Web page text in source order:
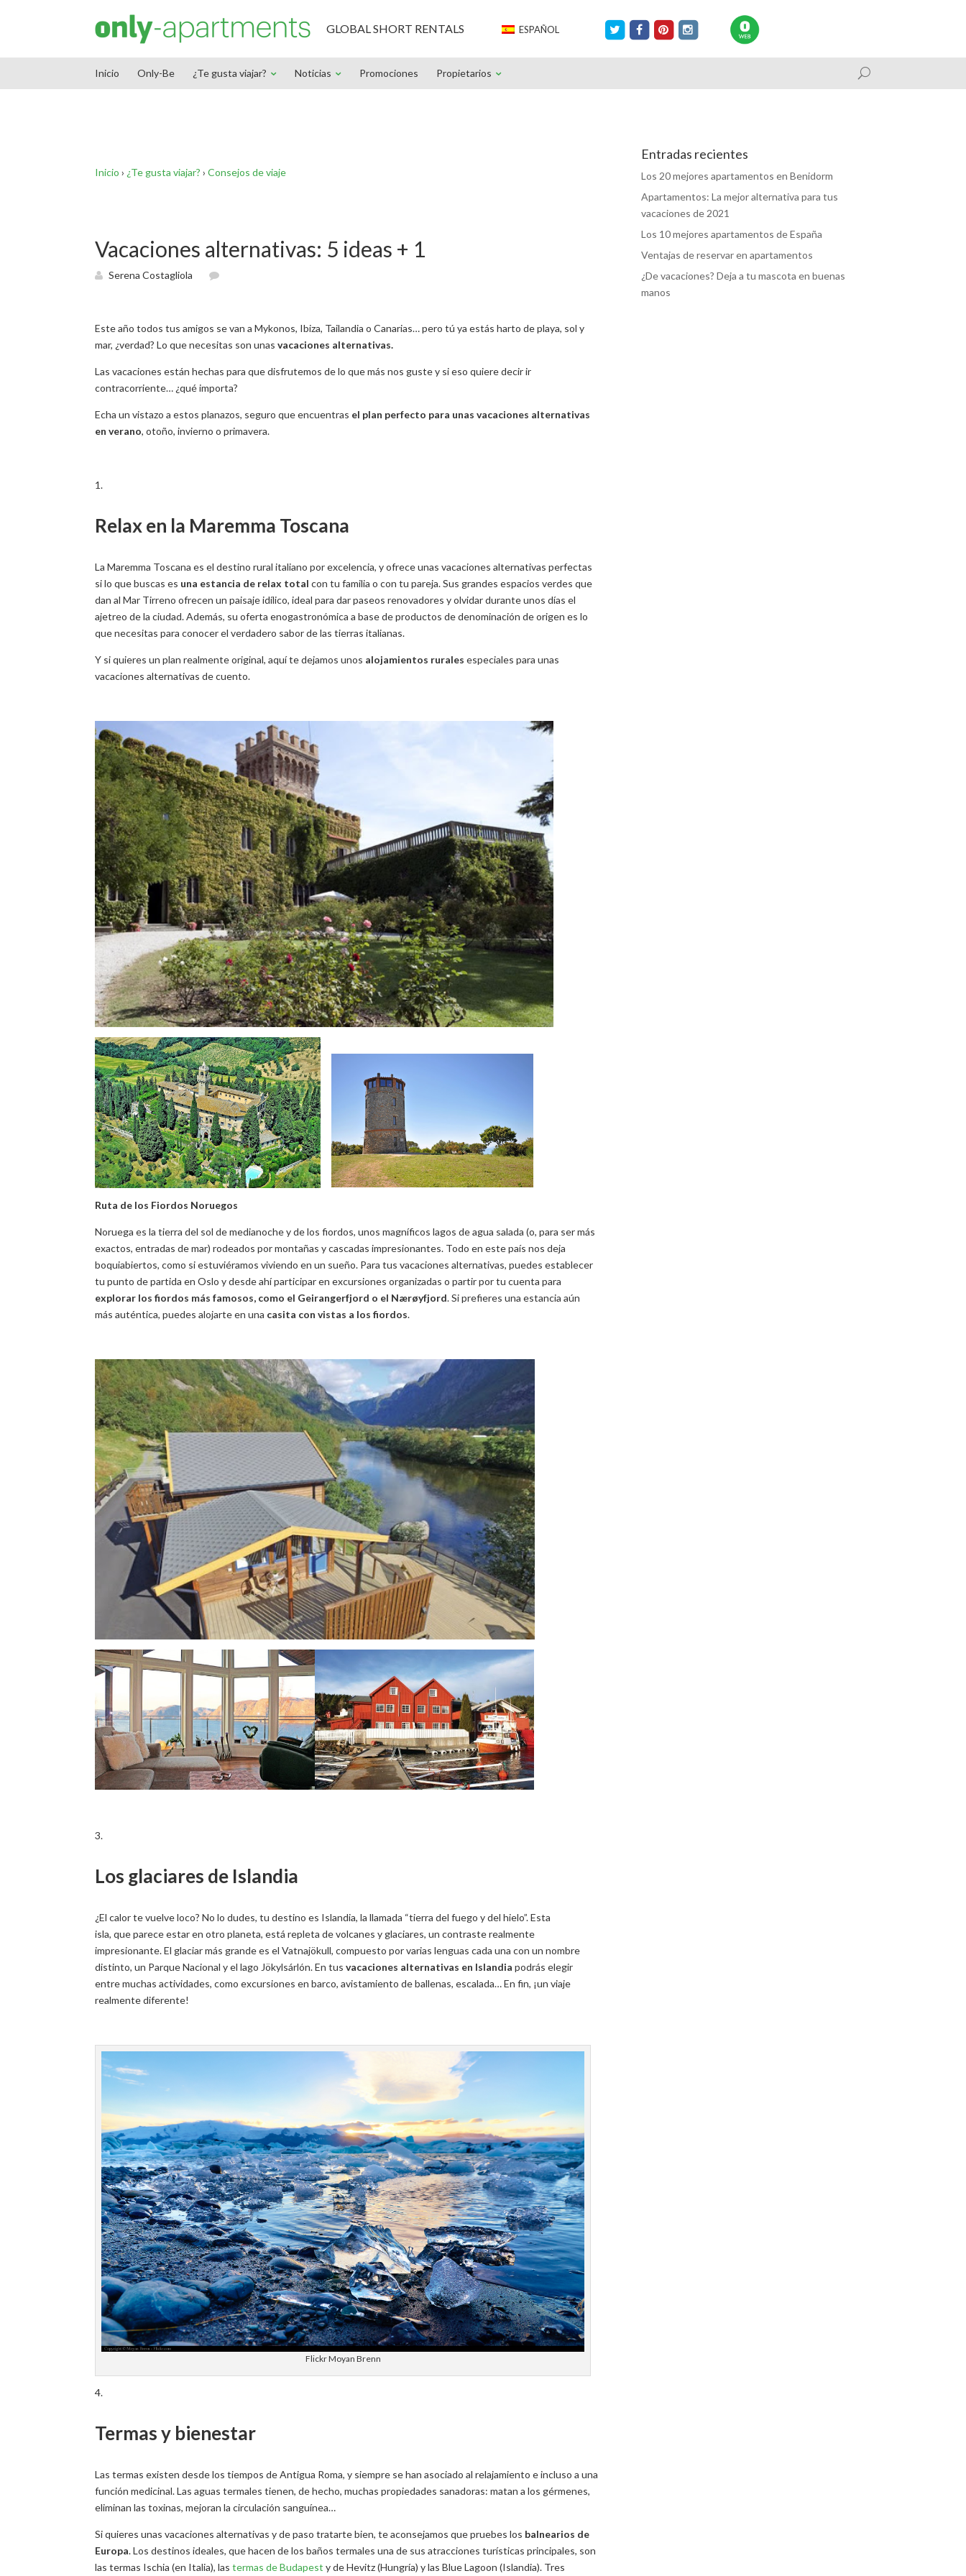
GLOBAL SHORT RENTALS ESPAÑOL
Inicio Only-Be ¿Te gusta viajar? Noticias Promociones Propietarios
Inicio › ¿Te gusta viajar? › Consejos de viaje
Vacaciones alternativas: 5 ideas + 1
Serena Costagliola
Este año todos tus amigos se van a Mykonos, Ibiza, Tailandia o Canarias… pero tú ya estás harto de playa, sol y
mar, ¿verdad? Lo que necesitas son unas vacaciones alternativas.
Las vacaciones están hechas para que disfrutemos de lo que más nos guste y si eso quiere decir ir
contracorriente… ¿qué importa?
Echa un vistazo a estos planazos, seguro que encuentras el plan perfecto para unas vacaciones alternativas
en verano, otoño, invierno o primavera.
Relax en la Maremma Toscana
La Maremma Toscana es el destino rural italiano por excelencia, y ofrece unas vacaciones alternativas perfectas
si lo que buscas es una estancia de relax total con tu familia o con tu pareja. Sus grandes espacios verdes que
dan al Mar Tirreno ofrecen un paisaje idílico, ideal para dar paseos renovadores y olvidar durante unos días el
ajetreo de la ciudad. Además, su oferta enogastronómica a base de productos de denominación de origen es lo
que necesitas para conocer el verdadero sabor de las tierras italianas.
Y si quieres un plan realmente original, aquí te dejamos unos alojamientos rurales especiales para unas
vacaciones alternativas de cuento.
Ruta de los Fiordos Noruegos
Noruega es la tierra del sol de medianoche y de los fiordos, unos magníficos lagos de agua salada (o, para ser más
exactos, entradas de mar) rodeados por montañas y cascadas impresionantes. Todo en este país nos deja
boquiabiertos, como si estuviéramos viviendo en un sueño. Para tus vacaciones alternativas, puedes establecer
tu punto de partida en Oslo y desde ahí participar en excursiones organizadas o partir por tu cuenta para
explorar los fiordos más famosos, como el Geirangerfjord o el Nærøyfjord. Si prefieres una estancia aún
más auténtica, puedes alojarte en una casita con vistas a los fiordos.
Los glaciares de Islandia
¿El calor te vuelve loco? No lo dudes, tu destino es Islandia, la llamada “tierra del fuego y del hielo”. Esta
isla, que parece estar en otro planeta, está repleta de volcanes y glaciares, un contraste realmente
impresionante. El glaciar más grande es el Vatnajökull, compuesto por varias lenguas cada una con un nombre
distinto, un Parque Nacional y el lago Jökylsárlón. En tus vacaciones alternativas en Islandia podrás elegir
entre muchas actividades, como excursiones en barco, avistamiento de ballenas, escalada… En fin, ¡un viaje
realmente diferente!
Flickr Moyan Brenn
Termas y bienestar
Las termas existen desde los tiempos de Antigua Roma, y siempre se han asociado al relajamiento e incluso a una
función medicinal. Las aguas termales tienen, de hecho, muchas propiedades sanadoras: matan a los gérmenes,
eliminan las toxinas, mejoran la circulación sanguínea…
Si quieres unas vacaciones alternativas y de paso tratarte bien, te aconsejamos que pruebes los balnearios de
Europa. Los destinos ideales, que hacen de los baños termales una de sus atracciones turísticas principales, son
las termas Ischia (en Italia), las termas de Budapest y de Hevitz (Hungría) y las Blue Lagoon (Islandia). Tres
Entradas recientes
Los 20 mejores apartamentos en Benidorm
Apartamentos: La mejor alternativa para tus
vacaciones de 2021
Los 10 mejores apartamentos de España
Ventajas de reservar en apartamentos
¿De vacaciones? Deja a tu mascota en buenas
manos